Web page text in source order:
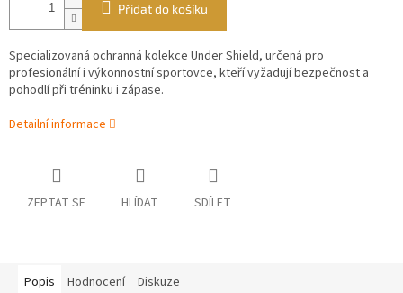
Přidat do košíku
Specializovaná ochranná kolekce Under Shield, určená pro
profesionální i výkonnostní sportovce, kteří vyžadují bezpečnost a
pohodlí při tréninku i zápase.
Detailní informace
ZEPTAT SE HLÍDAT SDÍLET
Popis Hodnocení Diskuze